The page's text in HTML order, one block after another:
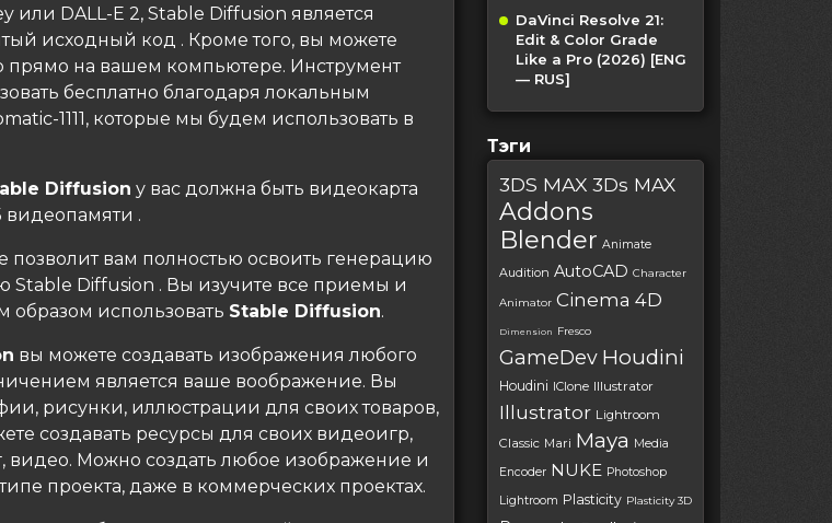
или DALL-E 2, Stable Diffusion является
исходный код . Кроме того, вы можете
прямо на вашем компьютере. Инструмент
бесплатно благодаря локальным
1111, которые мы будем использовать в
Diffusion у вас должна быть видеокарта
видеопамяти .
позволит вам полностью освоить генерацию
Diffusion . Вы изучите все приемы и
образом использовать Stable Diffusion.
вы можете создавать изображения любого
является ваше воображение. Вы
рисунки, иллюстрации для своих товаров,
создавать ресурсы для своих видеоигр,
видео. Можно создать любое изображение и
проекта, даже в коммерческих проектах.
DaVinci Resolve 21:
Edit & Color Grade
Like a Pro (2026) [ENG
— RUS]
Тэги
3DS MAX 3Ds MAX
Addons
Blender Animate
Audition AutoCAD Character
Animator Cinema 4D
Dimension Fresco
GameDev Houdini
Houdini IClone Illustrator
Illustrator Lightroom
Classic Mari Maya
Media
Encoder NUKE Photoshop
Lightroom Plasticity Plasticity 3D